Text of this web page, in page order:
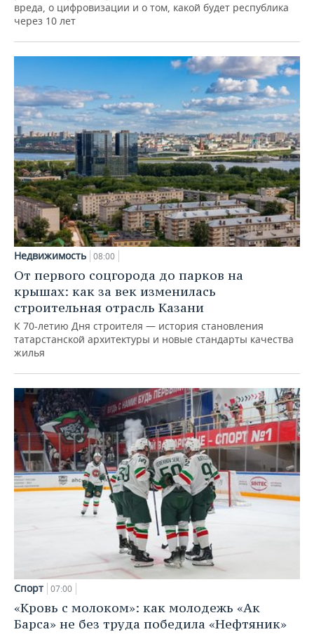
вреда, о цифровизации и о том, какой будет республика
через 10 лет
Недвижимость 08:00
От первого соцгорода до парков на
крышах: как за век изменилась
строительная отрасль Казани
К 70-летию Дня строителя — история становления
татарстанской архитектуры и новые стандарты качества
жилья
Спорт 07:00
«Кровь с молоком»: как молодежь «Ак
Барса» не без труда победила «Нефтяник»